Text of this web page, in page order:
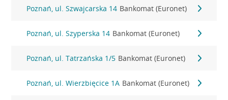
Poznań, ul. Szwajcarska 14 Bankomat (Euronet)
Poznań, ul. Szyperska 14 Bankomat (Euronet)
Poznań, ul. Tatrzańska 1/5 Bankomat (Euronet)
Poznań, ul. Wierzbięcice 1A Bankomat (Euronet)